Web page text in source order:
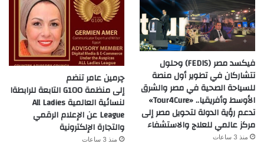
فيكسد مصر (FEDIS) وحلول
تتشاركان في تطوير أول منصة
للسياحة الصحية في مصر والشرق
الأوسط وأفريقيا.. «Tour4Cure»
تدعم رؤية الدولة لتحويل مصر إلى
مركز عالمي للعلاج والاستشفاء
منذ 3 ساعات
چرمين عامر تنضم
إلى منظمة G100 التابعة للرابطةا
لنسائية العالمية All Ladies
League عن الإعلام الرقمي
والتجارة الإلكترونية
منذ 3 ساعات